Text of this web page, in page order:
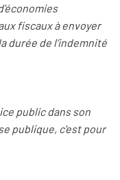
fiscaux à envoyer
durée de l’indemnité
public dans son
publique, c'est pour